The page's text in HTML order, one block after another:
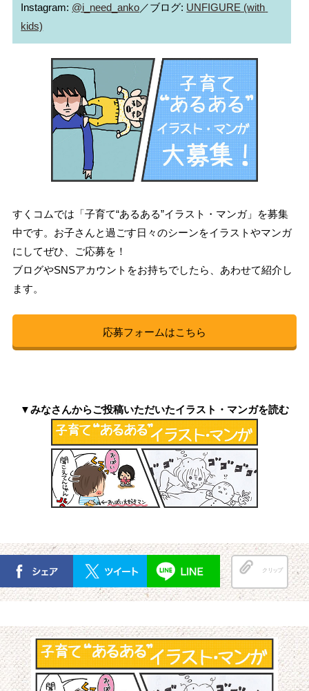
Instagram: @i_need_anko／ブログ: UNFIGURE (with
kids)
すくコムでは「子育て“あるある”イラスト・マンガ」を募集
中です。お子さんと過ごす日々のシーンをイラストやマンガ
にしてぜひ、ご応募を！
ブログやSNSアカウントをお持ちでしたら、あわせて紹介し
ます。
応募フォームはこちら
▼みなさんからご投稿いただいたイラスト・マンガを読む
クリップ